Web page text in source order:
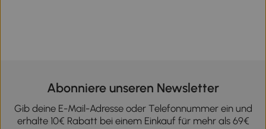
Abonniere unseren Newsletter
Gib deine E-Mail-Adresse oder Telefonnummer ein und
erhalte 10€ Rabatt bei einem Einkauf für mehr als 69€